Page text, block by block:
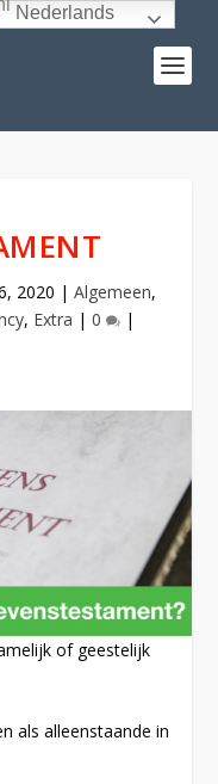
2020 | Algemeen,
, Extra | 0 |
of geestelijk
als alleenstaande in
Nederlands